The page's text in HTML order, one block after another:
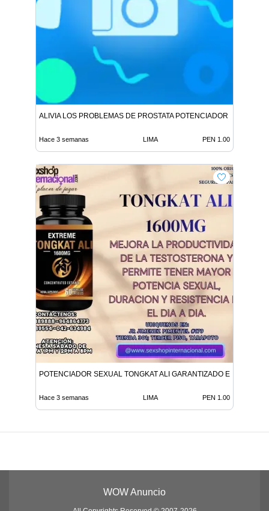
ALIVIA LOS PROBLEMAS DE PROSTATA POTENCIADOR SEXUAL
Hace 3 semanas LIMA PEN 1.00
POTENCIADOR SEXUAL TONGKAT ALI GARANTIZADO EN
Hace 3 semanas LIMA PEN 1.00
WOW Anuncio